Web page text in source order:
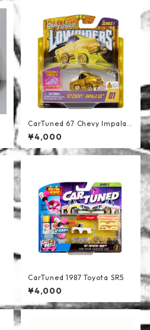
CarTuned 67 Chevy Impala S
S
¥4,000
CarTuned 1987 Toyota SR5
¥4,000